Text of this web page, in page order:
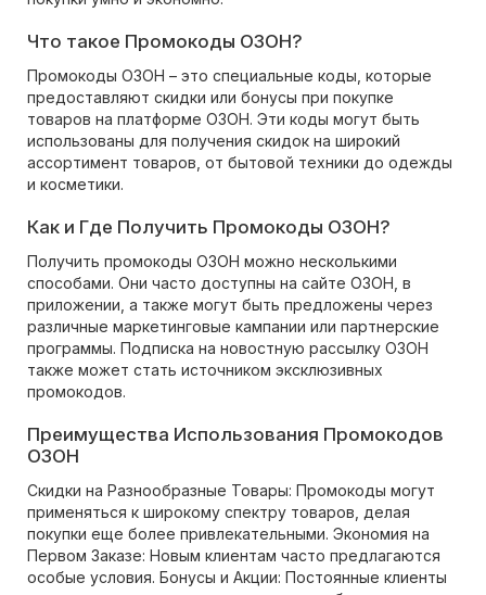
Что такое Промокоды ОЗОН?
Промокоды ОЗОН – это специальные коды, которые
предоставляют скидки или бонусы при покупке
товаров на платформе ОЗОН. Эти коды могут быть
использованы для получения скидок на широкий
ассортимент товаров, от бытовой техники до одежды
и косметики.
Как и Где Получить Промокоды ОЗОН?
Получить промокоды ОЗОН можно несколькими
способами. Они часто доступны на сайте ОЗОН, в
приложении, а также могут быть предложены через
различные маркетинговые кампании или партнерские
программы. Подписка на новостную рассылку ОЗОН
также может стать источником эксклюзивных
промокодов.
Преимущества Использования Промокодов
ОЗОН
Скидки на Разнообразные Товары: Промокоды могут
применяться к широкому спектру товаров, делая
покупки еще более привлекательными. Экономия на
Первом Заказе: Новым клиентам часто предлагаются
особые условия. Бонусы и Акции: Постоянные клиенты